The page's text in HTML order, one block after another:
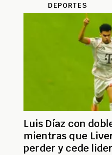
DEPORTES
Luis Díaz con
mientras que
perder y cede